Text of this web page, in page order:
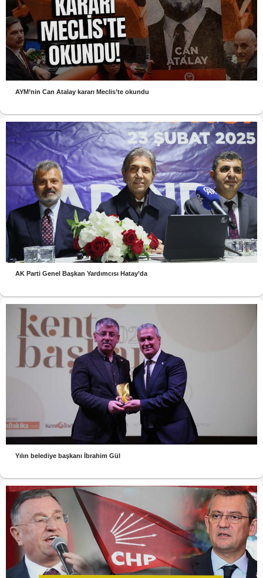
AYM’nin Can Atalay kararı Meclis’te okundu
AK Parti Genel Başkan Yardımcısı Hatay’da
Yılın belediye başkanı İbrahim Gül